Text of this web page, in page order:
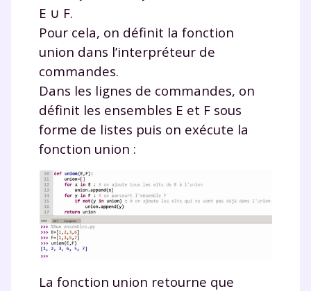
E ∪ F.
Pour cela, on définit la fonction
union dans l’interpréteur de
commandes.
Dans les lignes de commandes, on
définit les ensembles E et F sous
forme de listes puis on exécute la
fonction union :
La fonction union retourne que